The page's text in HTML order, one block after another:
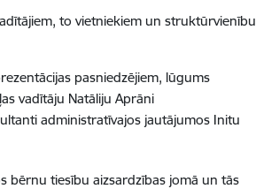
to vietniekiem un struktūrvienību
pasniedzējiem, lūgums
vadītāju Natāliju Aprāni
administratīvajos jautājumos Initu
bērnu tiesību aizsardzības jomā un tās